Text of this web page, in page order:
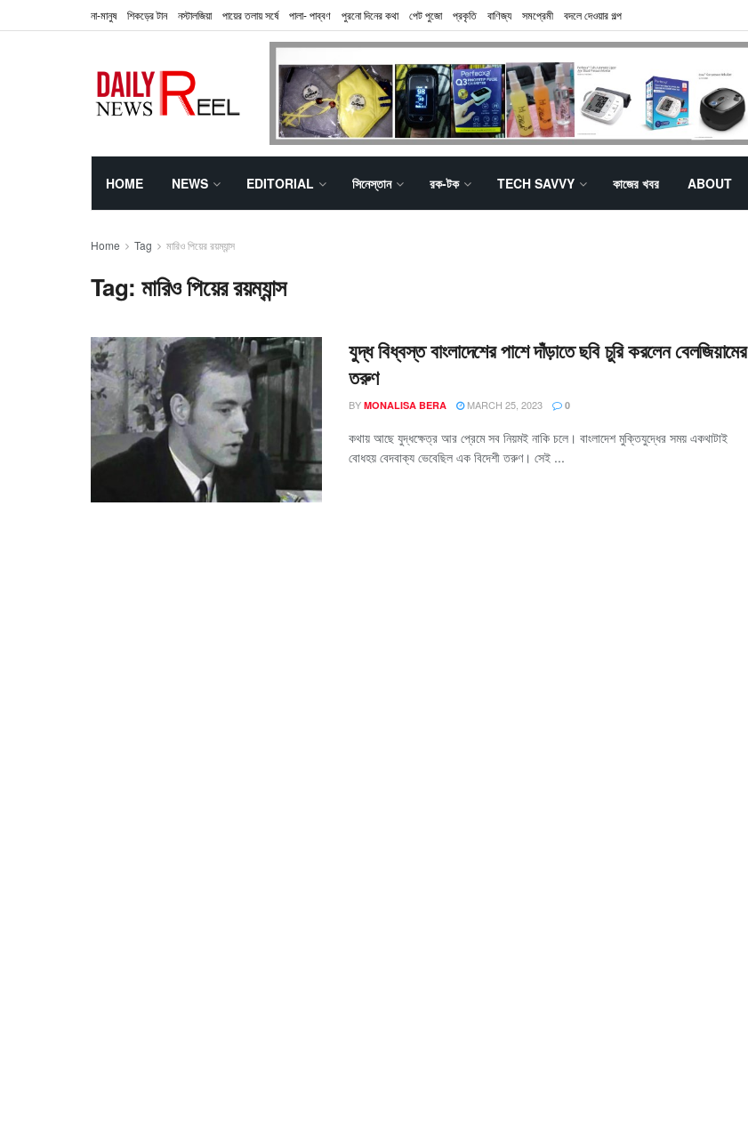
না-মানুষ শিকড়ের টান নস্টালজিয়া পায়ের তলায় সর্ষে পালা- পাব্বণ পুরনো দিনের কথা পেট পুজো প্রকৃতি বাণিজ্য সমপ্রেমী বদলে দেওয়ার গল্প
HOME NEWS EDITORIAL সিনেস্তান রক-টক TECH SAVVY কাজের খবর ABOUT
Home Tag মারিও পিয়ের রয়ম্যান্স
Tag:মারিও পিয়ের রয়ম্যান্স
যুদ্ধ বিধ্বস্ত বাংলাদেশের পাশে দাঁড়াতে ছবি চুরি করলেন বেলজিয়ামের
তরুণ
BY MONALISA BERA MARCH 25, 2023 0
কথায় আছে যুদ্ধক্ষেত্র আর প্রেমে সব নিয়ম‌ই নাকি চলে। বাংলাদেশ মুক্তিযুদ্ধের সময় একথাটাই
বোধহয় বেদবাক্য ভেবেছিল এক বিদেশী তরুণ। সেই ...